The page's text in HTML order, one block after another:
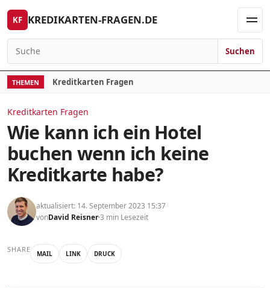
Skip to content
KF KREDIKARTEN-FRAGEN.DE
Search for:
Suchen
THEMEN Kreditkarten Fragen
Kreditkarten Fragen
Wie kann ich ein Hotel
buchen wenn ich keine
Kreditkarte habe?
aktualisiert: 14. September 2023 15:37
vonDavid Reisner3 min Lesezeit
SHARE MAIL LINK DRUCK